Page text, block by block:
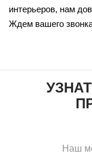
интерьеров, нам
Ждем вашего
Наш